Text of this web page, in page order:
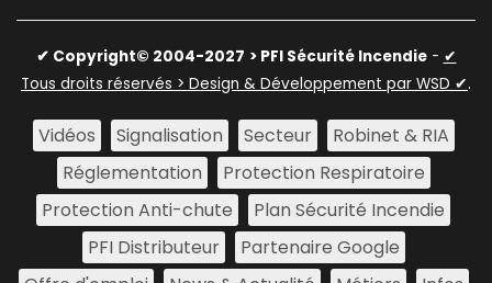
✔ Copyright© 2004-2027 > PFI Sécurité Incendie- ✔
Tous droits réservés > Design & Développement par WSD ✔.
Vidéos Signalisation Secteur
Robinet & RIA
Réglementation
Protection Respiratoire
Protection Anti-chute
Plan Sécurité Incendie
PFI Distributeur
Partenaire Google